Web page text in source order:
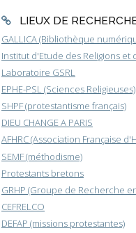
LIEUX DE
GALLICA (Bibliothèque
Institut d'Etude des Religions et
Laboratoire GSRL
EPHE-PSL (Sciences Religieuses)
SHPF (protestantisme français)
DIEU CHANGE A PARIS
AFHRC (Association Française
SEMF (méthodisme)
Protestants bretons
GRHP (Groupe de Recherche
CEFRELCO
DEFAP (missions protestantes)